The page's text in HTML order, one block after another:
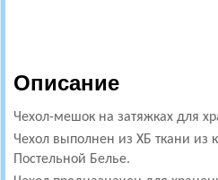
Описание
Чехол-мешок на затяжках для
Чехол выполнен из ХБ ткани из
Постельной Белье.